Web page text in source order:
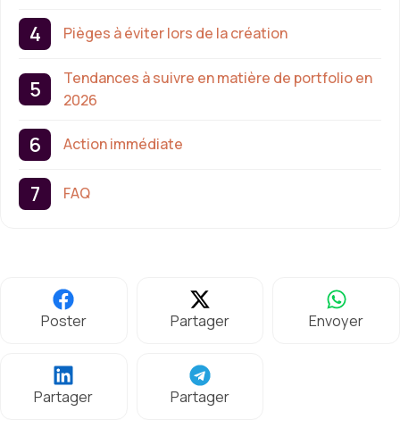
Pièges à éviter lors de la création
Tendances à suivre en matière de portfolio en
2026
Action immédiate
FAQ
Poster Partager Envoyer
Partager Partager